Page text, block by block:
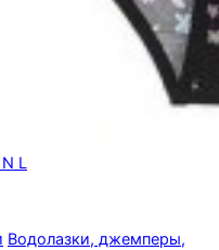
L
Водолазки, джемперы,